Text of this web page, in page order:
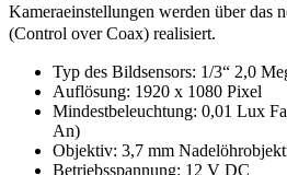
Kameraeinstellungen werden über das
(Control over Coax) realisiert.
Typ des Bildsensors: 1/3“ 2,0
Auflösung: 1920 x 1080 Pixel
Mindestbeleuchtung: 0,01 Lux
An)
Objektiv: 3,7 mm
Betriebsspannung: 12 V DC